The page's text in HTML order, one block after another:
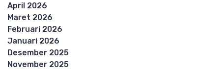
April 2026
Maret 2026
Februari 2026
Januari 2026
Desember 2025
November 2025